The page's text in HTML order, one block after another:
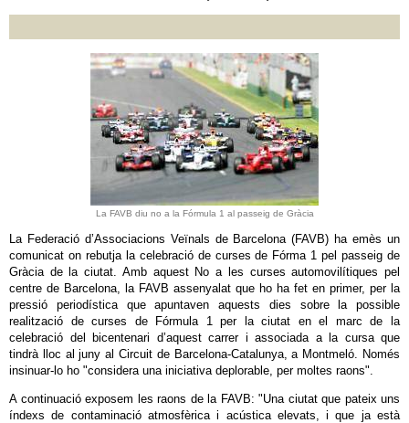
La FAVB diu no a la Fórmula 1 al passeig de Gràcia
La Federació d’Associacions Veïnals de Barcelona (FAVB) ha emès un
comunicat on rebutja la celebració de curses de Fórma 1 pel passeig de
Gràcia de la ciutat. Amb aquest No a les curses automovilítiques pel
centre de Barcelona, la FAVB assenyalat que ho ha fet en primer, per la
pressió periodística que apuntaven aquests dies sobre la possible
realització de curses de Fórmula 1 per la ciutat en el marc de la
celebració del bicentenari d’aquest carrer i associada a la cursa que
tindrà lloc al juny al Circuit de Barcelona-Catalunya, a Montmeló. Només
insinuar-lo ho "considera una iniciativa deplorable, per moltes raons".
A continuació exposem les raons de la FAVB: "Una ciutat que pateix uns
índexs de contaminació atmosfèrica i acústica elevats, i que ja està